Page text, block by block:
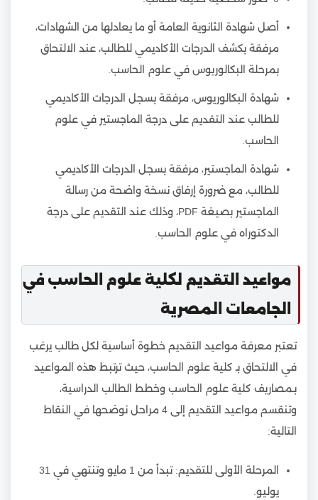
أصل شهادة الثانوية العامة أو ما يعادلها من الشهادات،
مرفقة بكشف الدرجات الأكاديمي للطالب، عند الالتحاق
بمرحلة البكالوريوس في علوم الحاسب.
شهادة البكالوريوس، مرفقة بسجل الدرجات الأكاديمي
للطالب عند التقديم على درجة الماجستير في علوم
الحاسب.
شهادة الماجستير، مرفقة بسجل الدرجات الأكاديمي
للطالب، مع ضرورة إرفاق نسخة واضحة من رسالة
الماجستير بصيغة PDF، وذلك عند التقديم على درجة
الدكتوراه في علوم الحاسب.
مواعيد التقديم لكلية علوم الحاسب في
الجامعات المصرية
تعتبر معرفة مواعيد التقديم خطوة أساسية لكل طالب يرغب
في الالتحاق بـ كلية علوم الحاسب، حيث ترتبط هذه المواعيد
بـمصاريف كلية علوم الحاسب وخطط الطالب الدراسية،
وتنقسم مواعيد التقديم إلى 4 مراحل نوضحها في النقاط
التالية:
المرحلة الأولى للتقديم: تبدأ من 1 مايو وتنتهي في 31
يوليو.